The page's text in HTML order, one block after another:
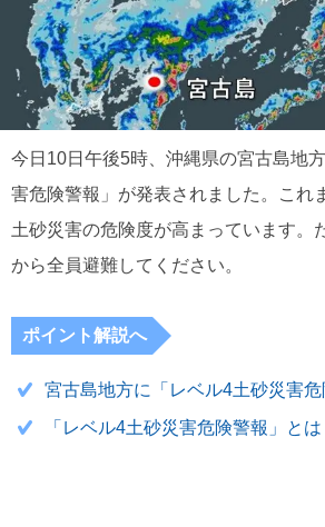
今日10日午後5時、沖縄県の宮古島地
害危険警報」が発表されました。これ
土砂災害の危険度が高まっています。
から全員避難してください。
ポイント解説へ
宮古島地方に「レベル4土砂災害危
「レベル4土砂災害危険警報」とは